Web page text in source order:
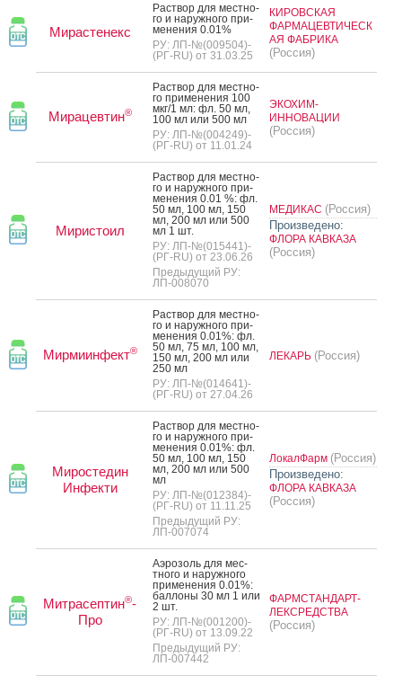
Мирастенекс
Рас­твор для мес­тно­
го и на­руж­но­го при­
мене­ния 0.01%
РУ: ЛП-№(009504)-
(РГ-RU) от 31.03.25
КИРОВСКАЯ
ФАРМАЦЕВТИЧЕСК
АЯ ФАБРИКА
(Россия)
Мирацевтин®
Рас­твор для мес­тно­
го при­мене­ния 100
мкг/1 мл: фл. 50 мл,
100 мл или 500 мл
РУ: ЛП-№(004249)-
(РГ-RU) от 11.01.24
ЭКОХИМ-
ИННОВАЦИИ
(Россия)
Миристоил
Рас­твор для мес­тно­
го и на­руж­но­го при­
мене­ния 0.01 %: фл.
50 мл, 100 мл, 150
мл, 200 мл или 500
мл 1 шт.
РУ: ЛП-№(015441)-
(РГ-RU) от 23.06.26
Предыдущий РУ:
ЛП-008070
МЕДИКАС (Россия)
Произведено:
ФЛОРА КАВКАЗА
(Россия)
Мирмиинфект®
Рас­твор для мес­тно­
го и на­руж­но­го при­
мене­ния 0.01%: фл.
50 мл, 75 мл, 100 мл,
150 мл, 200 мл или
250 мл
РУ: ЛП-№(014641)-
(РГ-RU) от 27.04.26
ЛЕКАРЬ (Россия)
Миростедин
Инфекти
Рас­твор для мес­тно­
го и на­руж­но­го при­
мене­ния 0.01%: фл.
50 мл, 100 мл, 150
мл, 200 мл или 500
мл
РУ: ЛП-№(012384)-
(РГ-RU) от 11.11.25
Предыдущий РУ:
ЛП-007074
ЛокалФарм (Россия)
Произведено:
ФЛОРА КАВКАЗА
(Россия)
Митрасептин®-
Про
А­эро­золь для мес­
тно­го и на­руж­но­го
при­мене­ния 0.01%:
бал­ло­ны 30 мл 1 или
2 шт.
РУ: ЛП-№(001200)-
(РГ-RU) от 13.09.22
Предыдущий РУ:
ЛП-007442
ФАРМСТАНДАРТ-
ЛЕКСРЕДСТВА
(Россия)